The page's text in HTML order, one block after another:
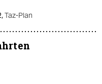
Taz-Plan